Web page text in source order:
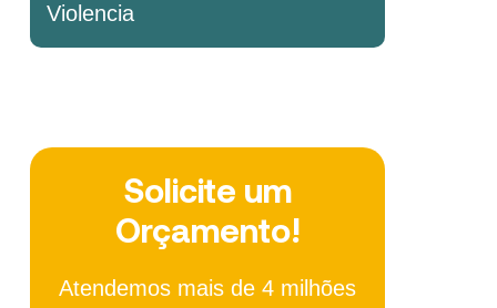
Violencia
Solicite um
Orçamento!
Atendemos mais de 4 milhões